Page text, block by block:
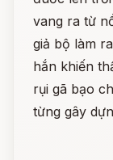
vang ra từ
giả bộ làm
hắn khiến
rụi gã bạo
từng gây